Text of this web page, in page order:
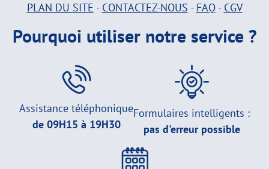
PLAN DU SITE - CONTACTEZ-NOUS - FAQ- CGV
Pourquoi utiliser notre service ?
Assistance téléphonique
de 09H15 à 19H30
Formulaires intelligents :
pas d'erreur possible